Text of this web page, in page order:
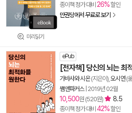
미리읽기
종이책 정가 대비 26%할인
만권당에서 무료로 보기
ePub
[전자책] 당신의 뇌는 최
가바사와 시온(지은이), 오시연(
쌤앤파커스| 2019년 02월
10,500원 (520원) 8.5
종이책 정가 대비 42%할인